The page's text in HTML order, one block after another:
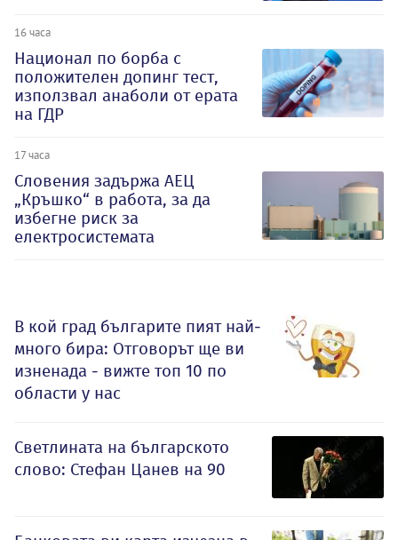
16 часа
Национал по борба с
положителен допинг тест,
използвал анаболи от ерата
на ГДР
17 часа
Словения задържа АЕЦ
„Кръшко“ в работа, за да
избегне риск за
електросистемата
В кой град българите пият най-
много бира: Отговорът ще ви
изненада - вижте топ 10 по
области у нас
Светлината на българското
слово: Стефан Цанев на 90